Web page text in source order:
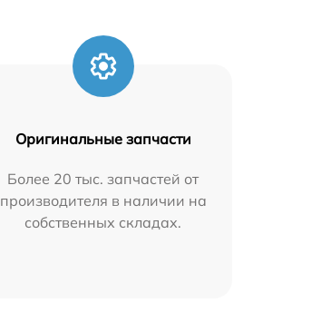
Оригинальные запчасти
Более 20 тыс. запчастей от
производителя в наличии на
собственных складах.